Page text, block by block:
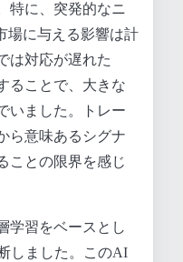
特に、突発的なニ
場に与える影響は計
は対応が遅れた
ることで、大きな
いました。トレー
ら意味あるシグナ
ことの限界を感じ
学習をベースとし
しました。このAI